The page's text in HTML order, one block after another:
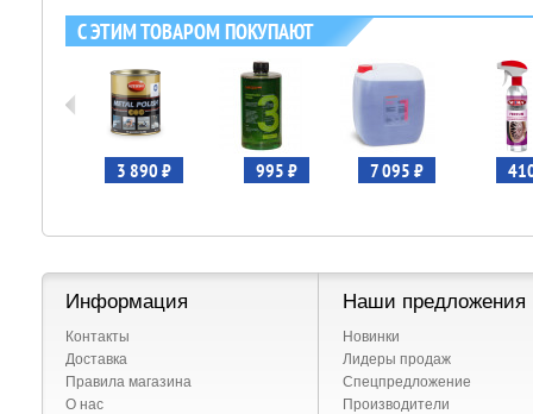
С ЭТИМ ТОВАРОМ ПОКУПАЮТ
3 890 ₽ 995 ₽ 7 095 ₽
Информация
Контакты
Доставка
Правила магазина
О нас
Наши предложения
Новинки
Лидеры продаж
Спецпредложение
Производители